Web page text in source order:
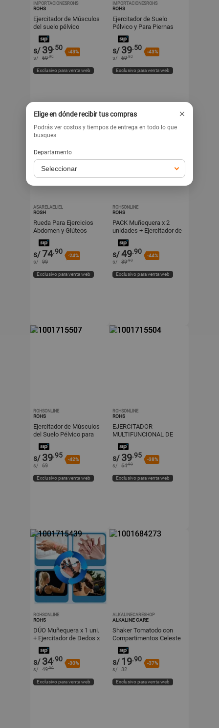
IMPORTACIONESROHS
ROHS
Ejercitador de Músculos
del suelo pélvico
s/ 39.50
-43%
s/ 69.90
Exclusivo para venta web
IMPORTACIONESROHS
ROHS
Ejercitador de Suelo
Pélvico y Para Piernas
más delgadas y
tonificadas
s/ 39.50
-43%
s/ 69.90
Exclusivo para venta web
ASARELAELIEL
ROSH
Rueda Para Ejercicios
Abdomen y Glúteos
Rosado
s/74.90
-24%
s/ 99
Exclusivo para venta web
ROHSONLINE
ROHS
PACK Muñequera x 2
unidades + Ejercitador de
Dedos x 2 uni.
s/49.90
-44%
s/ 89.90
Exclusivo para venta web
ROHSONLINE
ROHS
Ejercitador de Músculos
del Suelo Pélvico para
Cadera y Muslo Interior
s/ 39.95
-42%
s/ 69
Exclusivo para venta web
ROHSONLINE
ROHS
EJERCITADOR
MULTIFUNCIONAL DE
MUSCULOS
s/ 39.95
-38%
s/ 64.90
Exclusivo para venta web
ROHSONLINE
ROHS
DÚO Muñequera x 1 uni.
+ Ejercitador de Dedos x
1 uni. UNISEX
s/ 34.90
-30%
s/ 49.90
Exclusivo para venta web
ALKALINECARESHOP
ALKALINE CARE
Shaker Tomatodo con
Compartimentos Celeste
- Agitador Mezclador
Antiderrame
s/ 19.90
-37%
s/ 32
Exclusivo para venta web
Elige en dónde recibir tus compras ×
Podrás ver costos y tiempos de entrega en todo lo que
busques
Departamento